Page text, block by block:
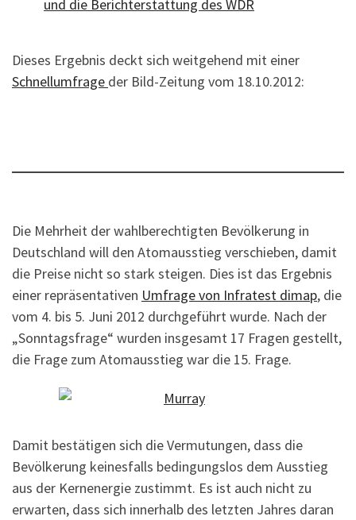
und die Berichterstattung des WDR
Dieses Ergebnis deckt sich weitgehend mit einer
Schnellumfrage der Bild-Zeitung vom 18.10.2012:
Die Mehrheit der wahlberechtigten Bevölkerung in
Deutschland will den Atomausstieg verschieben, damit
die Preise nicht so stark steigen. Dies ist das Ergebnis
einer repräsentativen Umfrage von Infratest dimap, die
vom 4. bis 5. Juni 2012 durchgeführt wurde. Nach der
„Sonntagsfrage“ wurden insgesamt 17 Fragen gestellt,
die Frage zum Atomausstieg war die 15. Frage.
Damit bestätigen sich die Vermutungen, dass die
Bevölkerung keinesfalls bedingungslos dem Ausstieg
aus der Kernenergie zustimmt. Es ist auch nicht zu
erwarten, dass sich innerhalb des letzten Jahres daran